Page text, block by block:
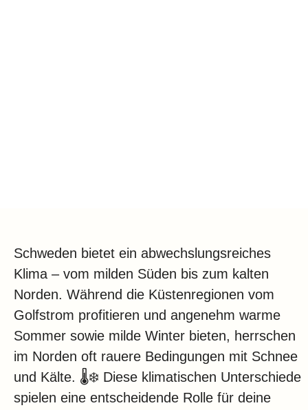
Schweden bietet ein abwechslungsreiches
Klima – vom milden Süden bis zum kalten
Norden. Während die Küstenregionen vom
Golfstrom profitieren und angenehm warme
Sommer sowie milde Winter bieten, herrschen
im Norden oft rauere Bedingungen mit Schnee
und Kälte. 🌡️❄️ Diese klimatischen Unterschiede
spielen eine entscheidende Rolle für deine